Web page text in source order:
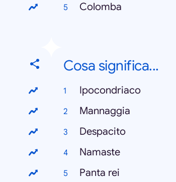
Colomba
Cosa significa...
Ipocondriaco
Mannaggia
Despacito
Namaste
Panta rei